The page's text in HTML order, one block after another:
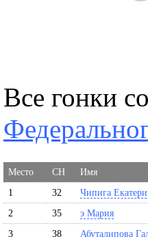
Все гонки
Место СН Имя
1
32 Чипига
2
35 э Мария
3
38 Абуталипова